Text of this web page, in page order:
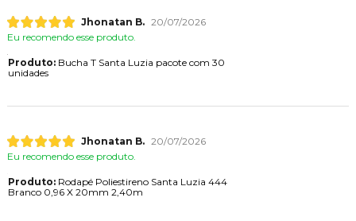
Jhonatan B. 20/07/2026
Eu recomendo esse produto.
Produto:Bucha T Santa Luzia pacote com 30
unidades
Jhonatan B. 20/07/2026
Eu recomendo esse produto.
Produto:Rodapé Poliestireno Santa Luzia 444
Branco 0,96 X 20mm 2,40m